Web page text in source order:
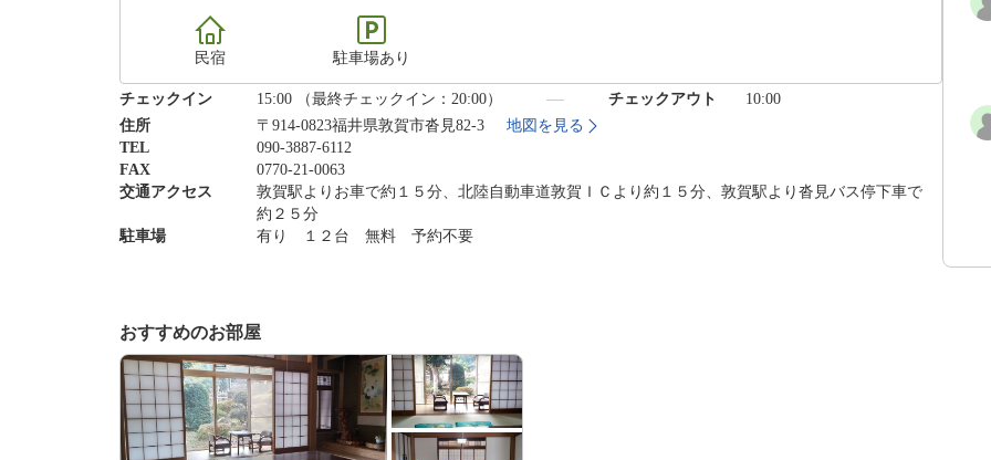
民宿 駐車場あり
チェックイン 15:00 （最終チェックイン：20:00） チェックアウト
10:00
住所
〒914-0823福井県敦賀市沓見82-3
地図を見る
TEL
090-3887-6112
FAX
0770-21-0063
交通アクセス
敦賀駅よりお車で約１５分、北陸自動車道敦賀ＩＣより約１５分、敦賀駅より沓見バス停下車で
約２５分
駐車場
有り １２台 無料 予約不要
おすすめのお部屋